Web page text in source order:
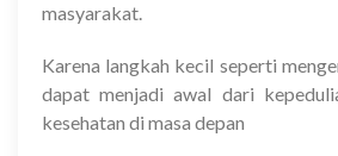
masyarakat.
Karena langkah kecil seperti
dapat menjadi awal dari
kesehatan di masa depan